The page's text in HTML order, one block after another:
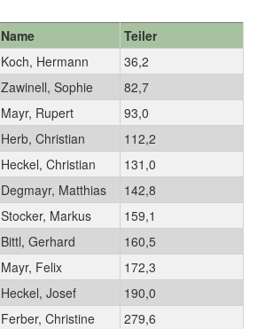
Name
Teiler
Koch, Hermann
36,2
Zawinell, Sophie
82,7
Mayr, Rupert
93,0
Herb, Christian
112,2
Heckel, Christian
131,0
Degmayr, Matthias
142,8
Stocker, Markus
159,1
Bittl, Gerhard
160,5
Mayr, Felix
172,3
Heckel, Josef
190,0
Ferber, Christine
279,6